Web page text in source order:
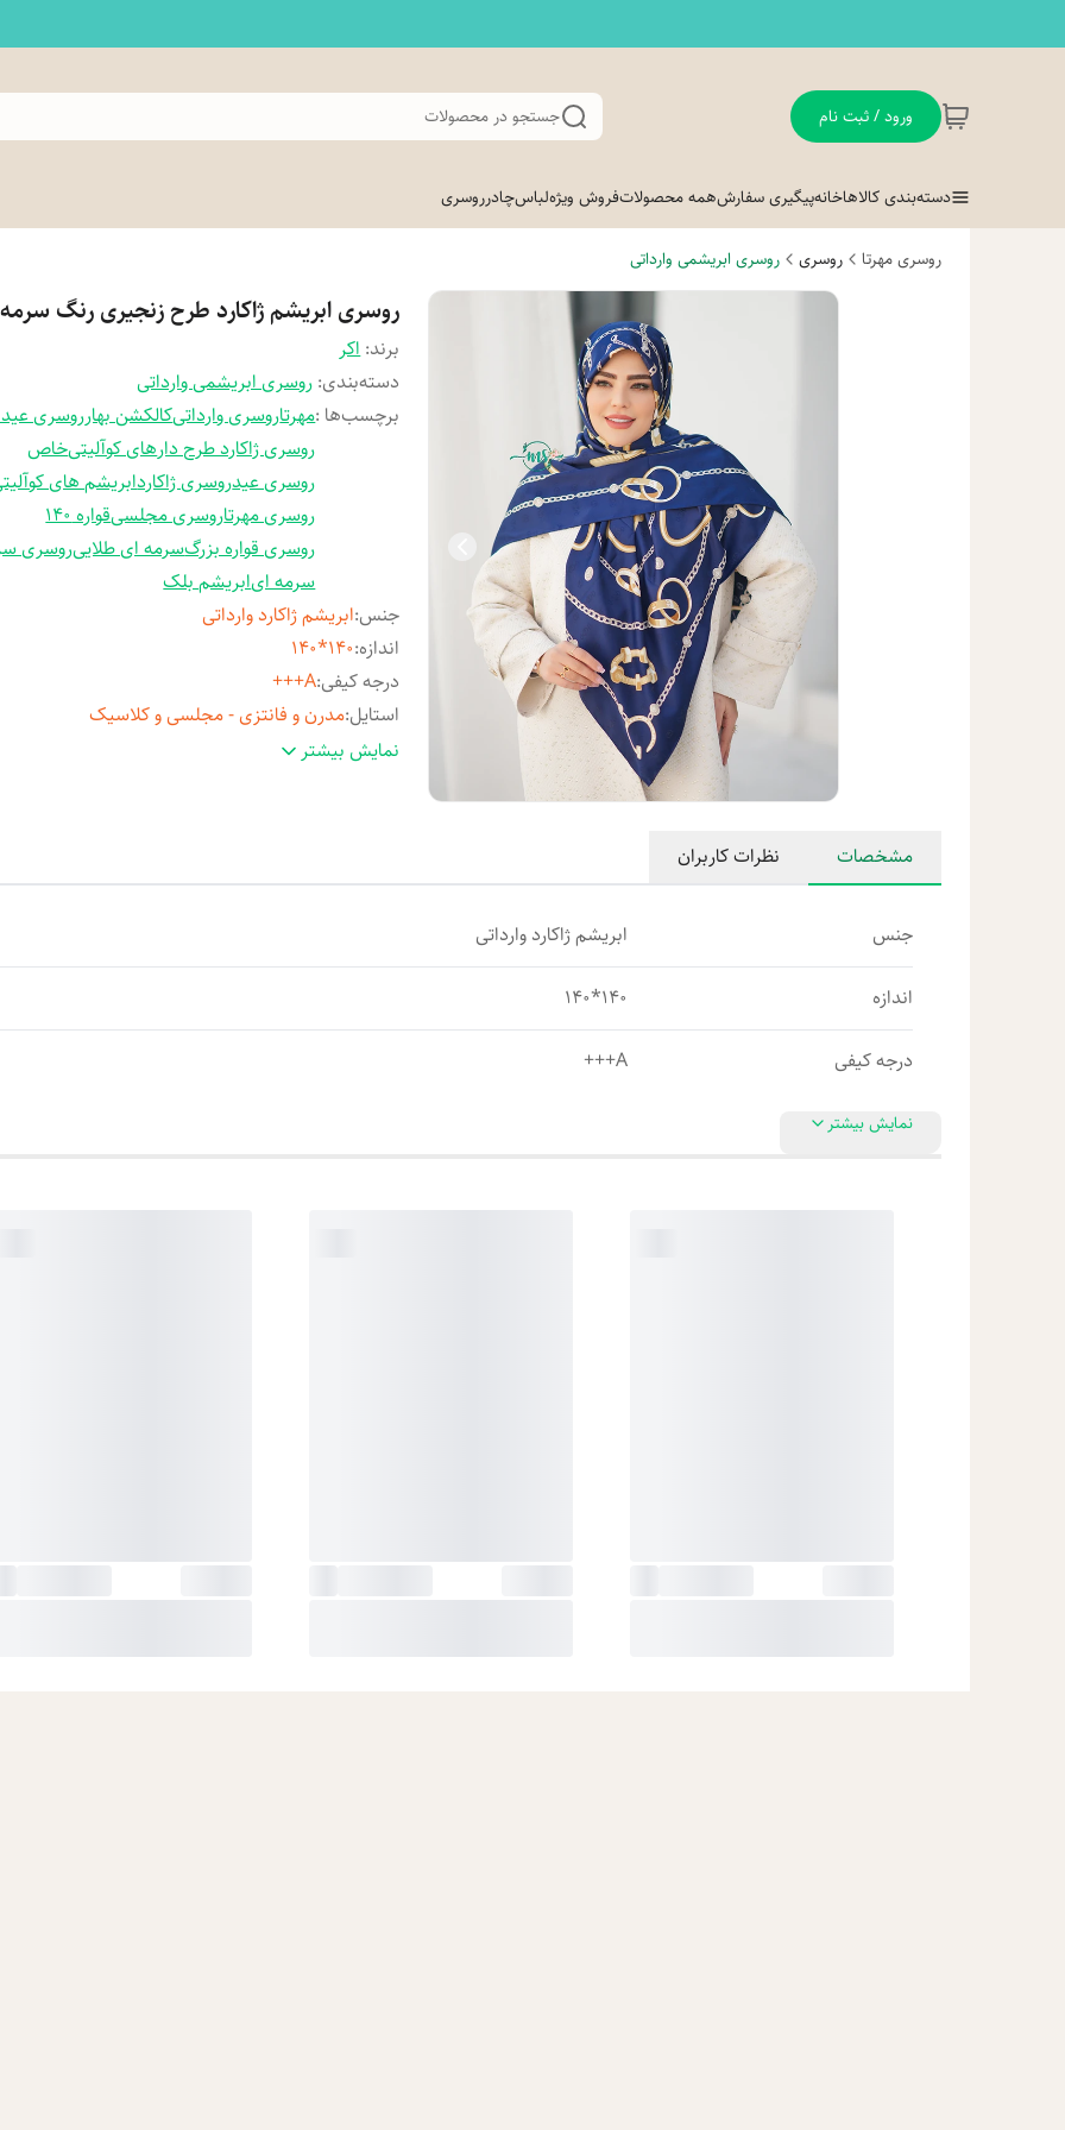
ورود / ثبت نام جستجو در محصولات
دسته‌بندی کالاهاخانهپیگیری سفارشهمه محصولاتفروش ویژهلباسچادرروسری
روسری مهرتا روسری روسری ابریشمی وارداتی
روسری ابریشم ژاکارد طرح زنجیری رنگ
برند:اکر
دسته‌بندی: روسری ابریشمی وارداتی
برچسب‌ها :مهرتاروسری وارداتیکالکشن بهارروسری
روسری ژاکارد طرح دارهای کوآلیتیخاص
روسری عیدروسری ژاکاردابریشم های
روسری مهرتاروسری مجلسیقواره 140
روسری قواره بزرگسرمه ای طلاییروسری
سرمه ایابریشم بلک
جنس:ابریشم ژاکارد وارداتی
اندازه:
140*140
درجه کیفی:
A+++
استایل:مدرن و فانتزی - مجلسی و کلاسیک
مناسب فصل: چهارفصل نمایش بیشتر
مشخصات نظرات کاربران
جنس ابریشم ژاکارد وارداتی
اندازه 140*140
درجه کیفی A+++
نمایش بیشتر